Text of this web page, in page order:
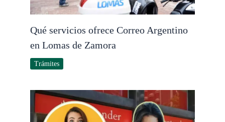
Qué servicios ofrece Correo Argentino
en Lomas de Zamora
Trámites